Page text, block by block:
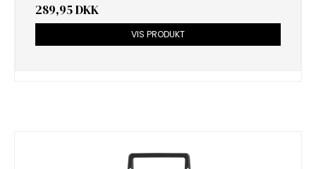
289,95 DKK
VIS PRODUKT